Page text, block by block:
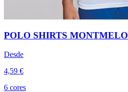
POLO SHIRTS MONTMELO
Desde
4,59 €
6 cores